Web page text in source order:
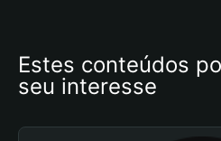
Estes conteúdos
seu interesse